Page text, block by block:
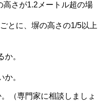
高さが1.2メートル超の場
とに、塀の高さの1/5以上
か。
か。
（専門家に相談しましょ